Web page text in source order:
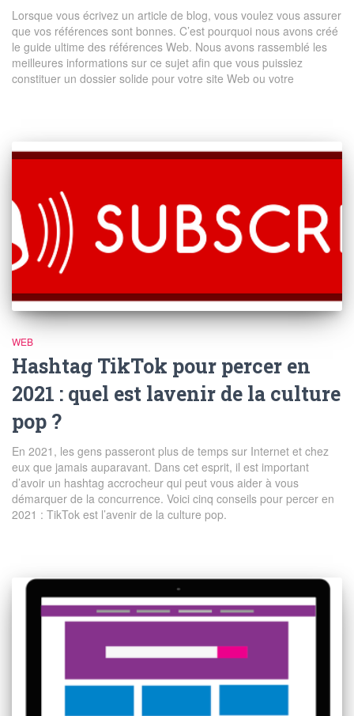
Lorsque vous écrivez un article de blog, vous voulez vous assurer
que vos références sont bonnes. C’est pourquoi nous avons créé
le guide ultime des références Web. Nous avons rassemblé les
meilleures informations sur ce sujet afin que vous puissiez
constituer un dossier solide pour votre site Web ou votre
WEB
Hashtag TikTok pour percer en
2021 : quel est lavenir de la culture
pop ?
En 2021, les gens passeront plus de temps sur Internet et chez
eux que jamais auparavant. Dans cet esprit, il est important
d’avoir un hashtag accrocheur qui peut vous aider à vous
démarquer de la concurrence. Voici cinq conseils pour percer en
2021 : TikTok est l’avenir de la culture pop.